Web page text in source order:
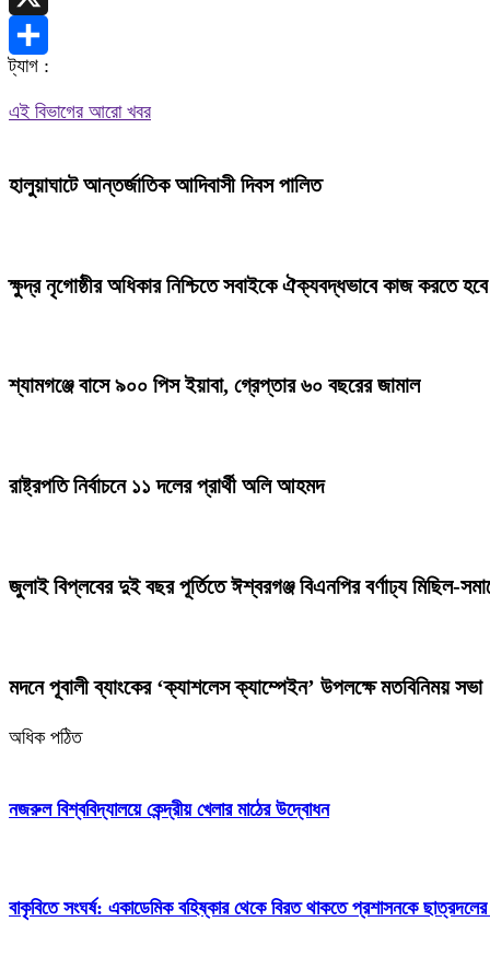
X
Share
ট্যাগ :
এই বিভাগের আরো খবর
হালুয়াঘাটে আন্তর্জাতিক আদিবাসী দিবস পালিত
ক্ষুদ্র নৃগোষ্ঠীর অধিকার নিশ্চিতে সবাইকে ঐক্যবদ্ধভাবে কাজ করতে হবে
শ্যামগঞ্জে বাসে ৯০০ পিস ইয়াবা, গ্রেপ্তার ৬০ বছরের জামাল
রাষ্ট্রপতি নির্বাচনে ১১ দলের প্রার্থী অলি আহমদ
জুলাই বিপ্লবের দুই বছর পূর্তিতে ঈশ্বরগঞ্জ বিএনপির বর্ণাঢ্য মিছিল-
মদনে পূবালী ব্যাংকের ‘ক্যাশলেস ক্যাম্পেইন’ উপলক্ষে মতবিনিময় সভা
অধিক পঠিত
নজরুল বিশ্ববিদ্যালয়ে কেন্দ্রীয় খেলার মাঠের উদ্বোধন
বাকৃবিতে সংঘর্ষ: একাডেমিক বহিষ্কার থেকে বিরত থাকতে প্রশাসনকে